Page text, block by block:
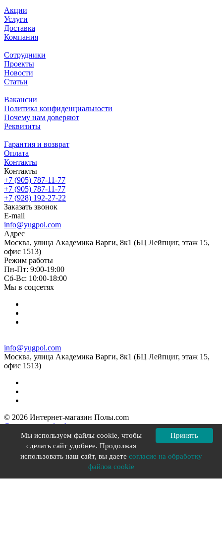
Акции
Услуги
Доставка
Компания
Сотрудники
Проекты
Новости
Статьи
Вакансии
Политика конфиденциальности
Почему нам доверяют
Реквизиты
Гарантия и возврат
Оплата
Контакты
Контакты
+7 (905) 787-11-77
+7 (905) 787-11-77
+7 (928) 192-27-22
Заказать звонок
E-mail
info@yugpol.com
Адрес
Москва, улица Академика Варги, 8к1 (БЦ Лейпциг, этаж 15,
офис 1513)
Режим работы
Пн-Пт: 9:00-19:00
Cб-Вс: 10:00-18:00
Мы в соцсетях
info@yugpol.com
Москва, улица Академика Варги, 8к1 (БЦ Лейпциг, этаж 15,
офис 1513)
© 2026 Интернет-магазин Полы.com
Согласие на обработку персональных данных
Политика конфиденциальности
Политика в отношении файлов cookie
Разработка сайта YOU-X
Принять
Мы используем файлы cookie, чтобы
сделать сайт удобнее. Продолжая
использовать наш сайт, вы даете согласие на обработку
файлов cookie